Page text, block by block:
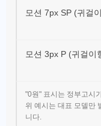
모션 7px SP (귀걸
모션 3px P (귀걸이
"0원" 표시는 정부고시
위 예시는 대표 모델만
니다.